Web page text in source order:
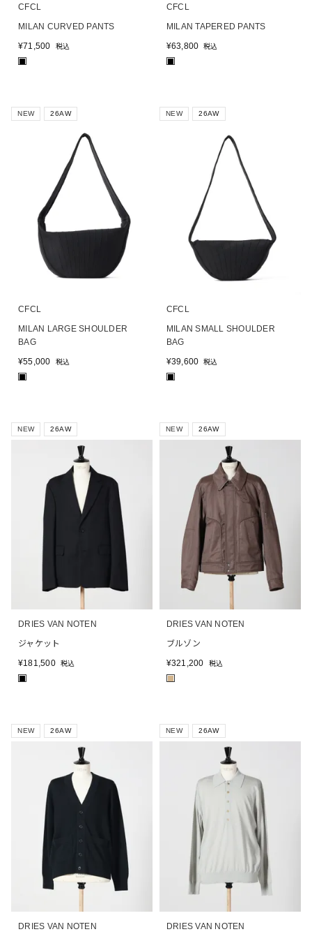
CFCL
MILAN CURVED PANTS
¥71,500 税込
CFCL
MILAN TAPERED PANTS
¥63,800 税込
NEW 26AW
CFCL
MILAN LARGE SHOULDER
BAG
¥55,000 税込
■
NEW 26AW
CFCL
MILAN SMALL SHOULDER
BAG
¥39,600 税込
■
NEW 26AW
DRIES VAN NOTEN
ジャケット
¥181,500 税込
■
NEW 26AW
DRIES VAN NOTEN
ブルゾン
¥321,200 税込
■
NEW 26AW
DRIES VAN NOTEN
NEW 26AW
DRIES VAN NOTEN